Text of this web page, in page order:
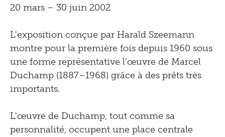
2025
2023
2022
2021
20 mars – 30 juin 2002
L'exposition conçue par Harald Szeemann
montre pour la première fois depuis 1960 sous
une forme représentative l'œuvre de Marcel
Duchamp (1887–1968) grâce à des prêts très
importants.
L'œuvre de Duchamp, tout comme sa
personnalité, occupent une place centrale